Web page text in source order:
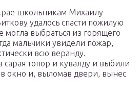
школьникам Михаилу
удалось спасти пожилую
выбраться из горящего
мальчики увидели пожар,
всю веранду.
топор и кувалду и выбили
в окно и, выломав двери, вынес